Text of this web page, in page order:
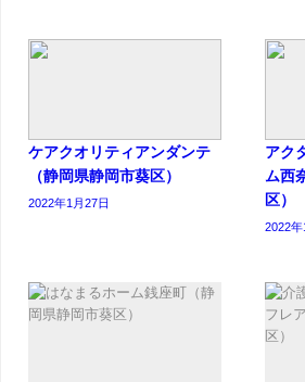
ケアクオリティアンダンテ
（静岡県静岡市葵区）
2022年1月27日
アク
ム西
区）
2022年